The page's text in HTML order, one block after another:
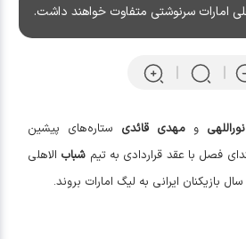
امارات سرنوشتی متفاوت خواهند داشت.
ومهدی قائدیستاره‌های پیشین
فصل با عقد قراردادی به تیمشبابالاهلی
ایرانی به لیگ امارات بروند.